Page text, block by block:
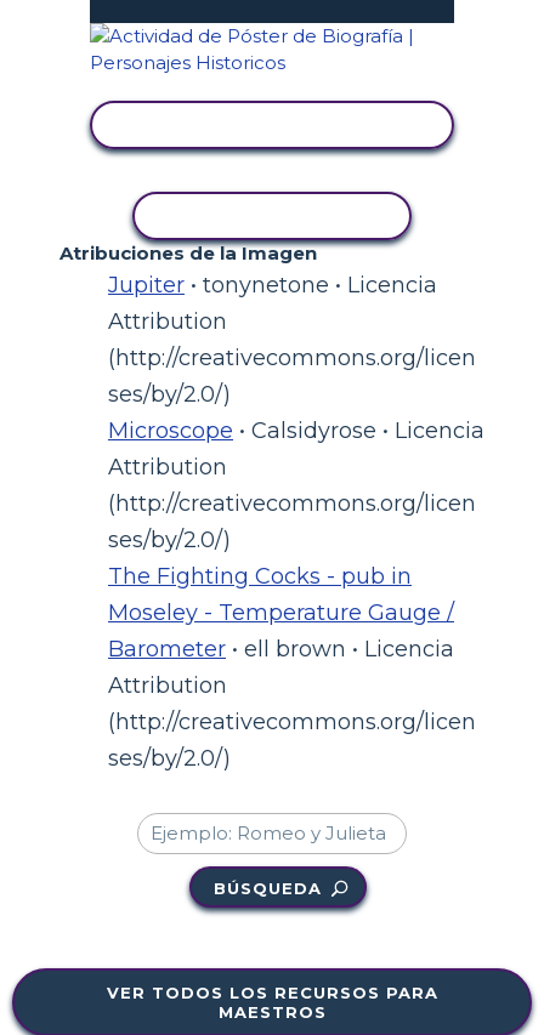
Atribuciones de la Imagen
Jupiter • tonynetone • Licencia
Attribution
(http://creativecommons.org/licen
ses/by/2.0/)
Microscope • Calsidyrose • Licencia
Attribution
(http://creativecommons.org/licen
ses/by/2.0/)
The Fighting Cocks - pub in
Moseley - Temperature Gauge /
Barometer • ell brown • Licencia
Attribution
(http://creativecommons.org/licen
ses/by/2.0/)
BÚSQUEDA
VER TODOS LOS RECURSOS PARA
MAESTROS